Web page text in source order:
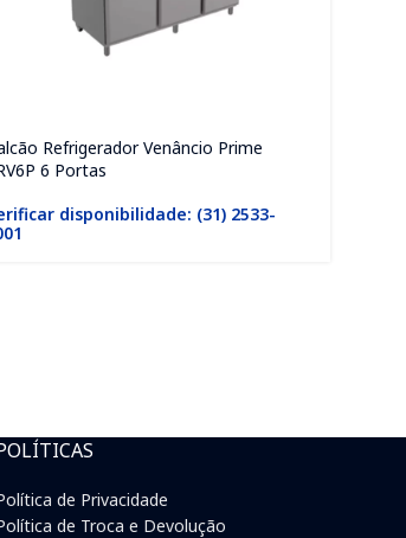
Refrigerador Venâncio Prime
6 Portas
disponibilidade: (31) 2533-
de Privacidade
de Troca e Devolução